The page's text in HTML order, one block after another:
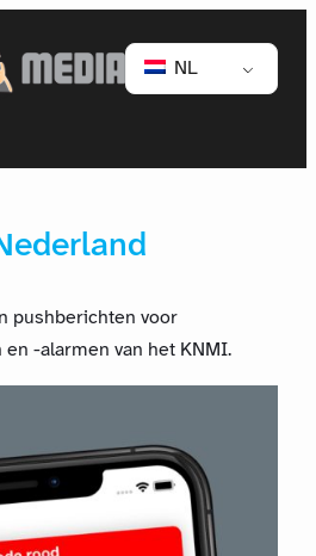
NL
pushberichten voor
-alarmen van het KNMI.